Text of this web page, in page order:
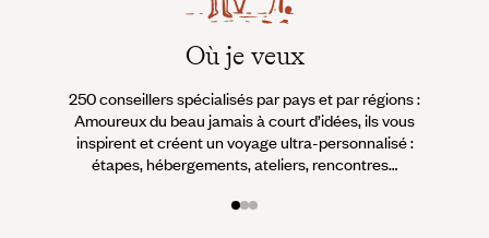
Où je veux
250 conseillers spécialisés par pays et par régions :
Amoureux du beau jamais à court d’idées, ils vous
inspirent et créent un voyage ultra-personnalisé :
étapes, hébergements, ateliers, rencontres…